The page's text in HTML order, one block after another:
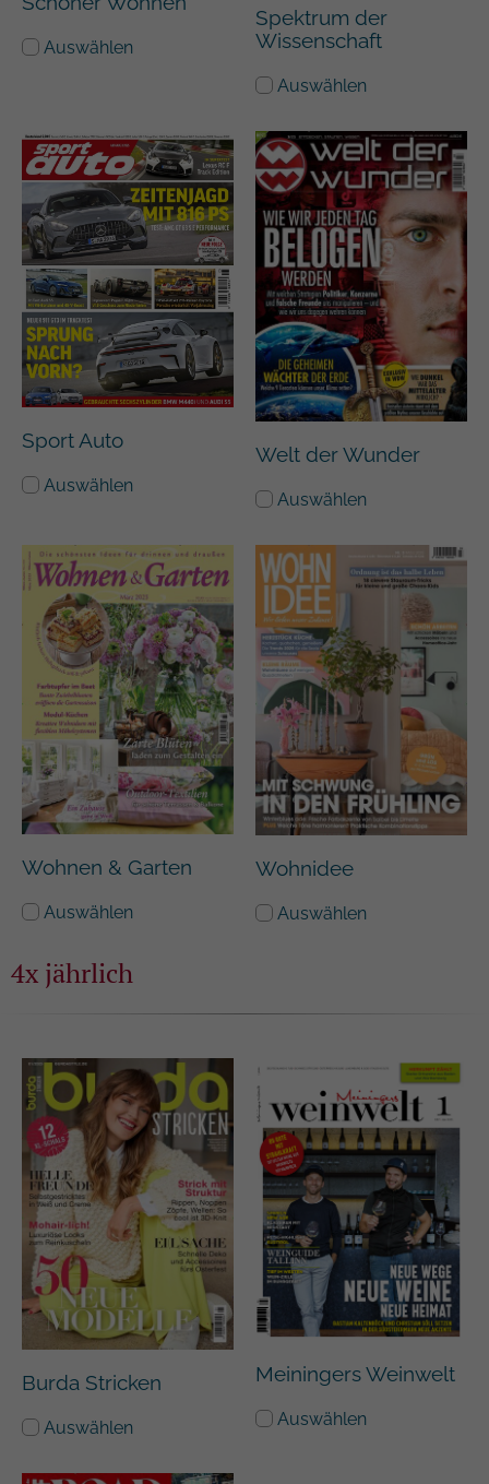
Auswählen
Spektrum der
Wissenschaft
Auswählen
Sport Auto
Auswählen
Welt der Wunder
Auswählen
Wohnen & Garten
Auswählen
Wohnidee
Auswählen
4x jährlich
Burda Stricken
Auswählen
Meiningers Weinwelt
Auswählen